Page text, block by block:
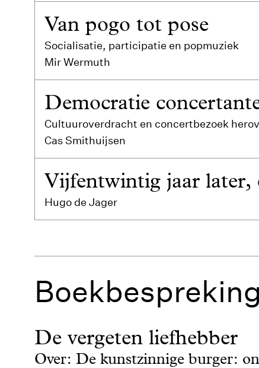
Van pogo tot pose
Socialisatie, participatie en popmuziek
Mir Wermuth
Democratie
Cultuuroverdracht en concertbezoek
Cas Smithuijsen
Vijfentwintig jaar later,
Hugo de Jager
De vergeten liefhebber
Over: De kunstzinnige burger: